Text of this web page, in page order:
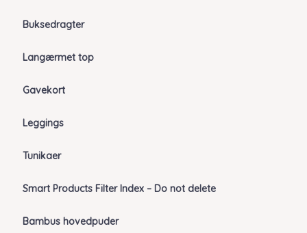
Buksedragter
Langærmet top
Gavekort
Leggings
Tunikaer
Smart Products Filter Index – Do not delete
Bambus hovedpuder